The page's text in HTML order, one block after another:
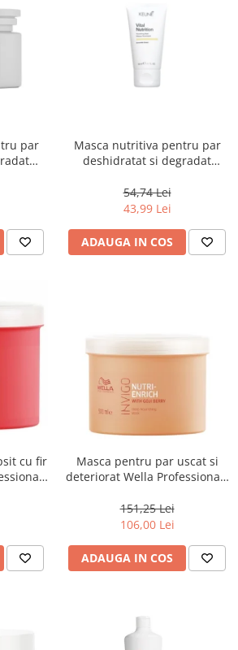
par
Masca nutritiva pentru par
deshidratat si degradat
Mask, 50 ml
54,74 Lei
43,99 Lei
ADAUGA IN COS
cu fir
Masca pentru par uscat si
deteriorat Wella Professionals
151,25 Lei
106,00 Lei
ADAUGA IN COS